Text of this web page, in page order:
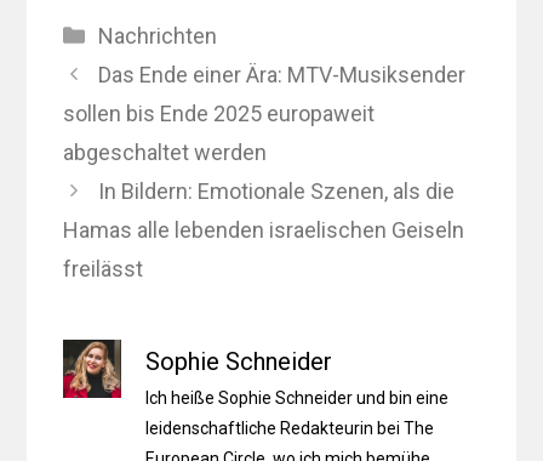
Kategorien
Nachrichten
Das Ende einer Ära: MTV-Musiksender
sollen bis Ende 2025 europaweit
abgeschaltet werden
In Bildern: Emotionale Szenen, als die
Hamas alle lebenden israelischen Geiseln
freilässt
Sophie Schneider
Ich heiße Sophie Schneider und bin eine
leidenschaftliche Redakteurin bei The